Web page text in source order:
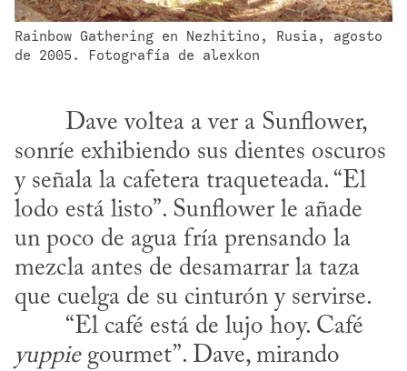
Rainbow Gathering en Nezhitino, Rusia, agosto
de 2005. Fotografía de alexkon
sonríe exhibiendo sus dientes oscuros
y señala la cafetera traqueteada. “El
lodo está listo”. Sunflower le añade
un poco de agua fría prensando la
mezcla antes de desamarrar la taza
que cuelga de su cinturón y servirse.
yuppie gourmet”. Dave, mirando